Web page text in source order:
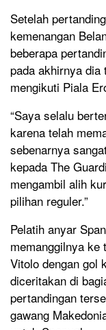
Setelah
kemenangan
beberapa
pada akhirnya
mengikuti Piala
“Saya selalu
karena telah
sebenarnya
kepada The
mengambil alih
pilihan reguler.”
Pelatih anyar
memanggilnya ke
Vitolo dengan gol
diceritakan di
pertandingan
gawang